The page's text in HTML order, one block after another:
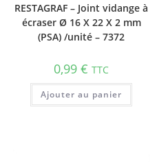
RESTAGRAF – Joint vidange à
écraser Ø 16 X 22 X 2 mm
(PSA) /unité – 7372
0,99€ TTC
Ajouter au panier